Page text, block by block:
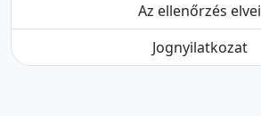
Az ellenőrzés elvei
Jognyilatkozat